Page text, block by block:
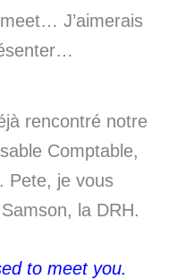
J’aimerais
rencontré notre
Comptable,
Pete, je vous
la DRH.
to meet you.